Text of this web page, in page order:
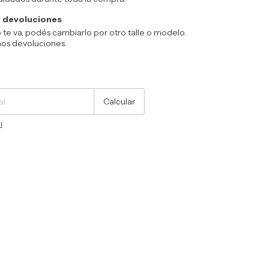
devoluciones
te va, podés cambiarlo por otro talle o modelo.
devoluciones.
Calcular